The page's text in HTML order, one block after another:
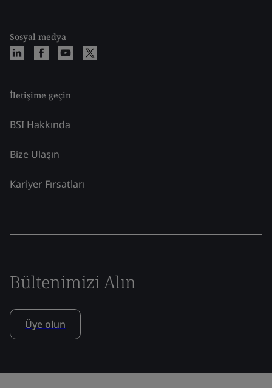
Sosyal medya
İletişime geçin
BSI Hakkında
Bize Ulaşın
Kariyer Fırsatları
Bültenimizi Alın
Üye olun